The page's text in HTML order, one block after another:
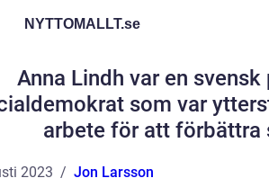
NYTTOMALLT.se
Anna Lindh var en
som var
arbete för att förbättra
2023 Jon Larsson